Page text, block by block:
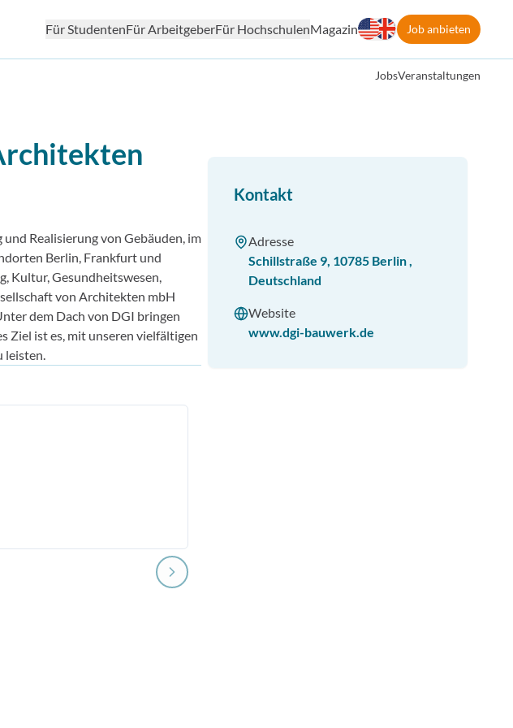
Für StudentenFür ArbeitgeberFür HochschulenMagazin Job anbieten
JobsVeranstaltungen
Realisierung von Gebäuden, im
Berlin, Frankfurt und
Kultur, Gesundheitswesen,
von Architekten mbH
dem Dach von DGI bringen
Ziel ist es, mit unseren vielfältigen
leisten.
Kontakt
Adresse
Schillstraße 9, 10785 Berlin,
Deutschland
Website
www.dgi-bauwerk.de